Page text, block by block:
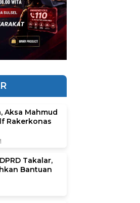
Aksa Mahmud
Rakerkonas
Takalar,
Bantuan